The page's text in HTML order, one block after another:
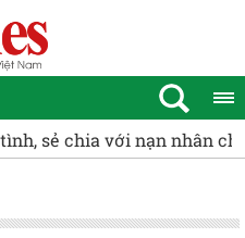
sẻ chia với nạn nhân